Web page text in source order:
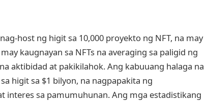
host ng higit sa 10,000 proyekto ng NFT, na may
kaugnayan sa NFTs na averaging sa paligid ng
aktibidad at pakikilahok. Ang kabuuang halaga na
higit sa $1 bilyon, na nagpapakita ng
interes sa pamumuhunan. Ang mga estadistikang